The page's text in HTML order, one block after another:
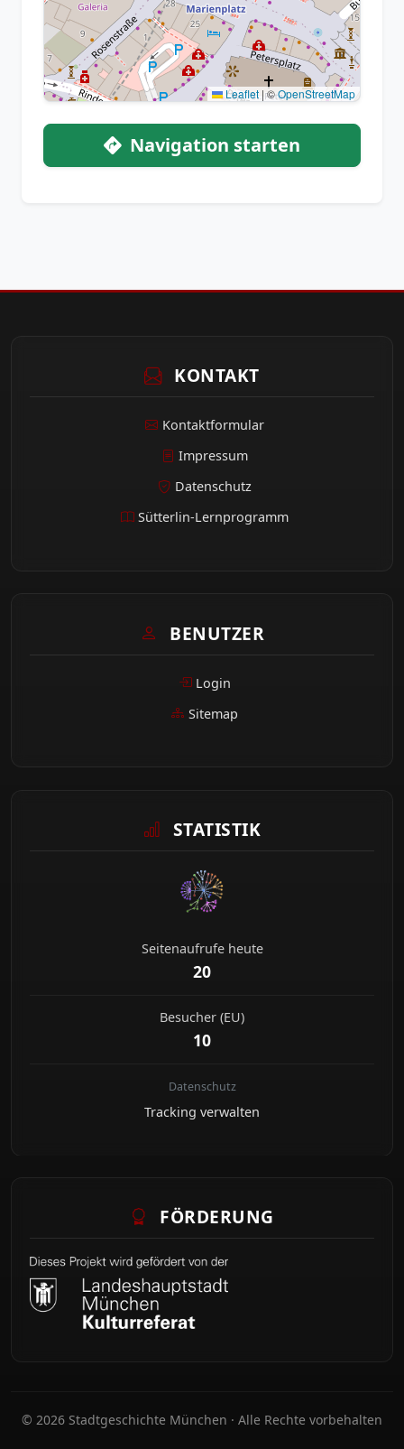
Leaflet |©OpenStreetMap
Navigation starten
KONTAKT
Kontaktformular
Impressum
Datenschutz
Sütterlin-Lernprogramm
BENUTZER
Login
Sitemap
STATISTIK
Seitenaufrufe heute
20
Besucher (EU)
10
Datenschutz
Tracking verwalten
FÖRDERUNG
© 2026 Stadtgeschichte München · Alle Rechte vorbehalten